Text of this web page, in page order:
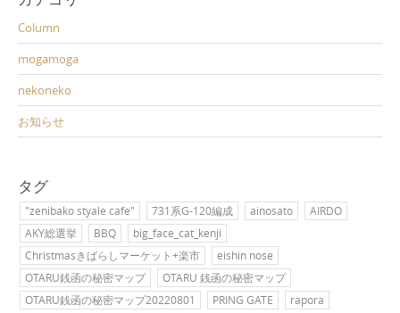
Column
mogamoga
nekoneko
お知らせ
タグ
"zenibako styale cafe" 731系G-120編成 ainosato
AIRDO
AKY総選挙
BBQ
big_face_cat_kenji
Christmasきばらしマーケット+楽市
eishin nose
OTARU銭函の秘密マップ
OTARU 銭函の秘密マップ
OTARU銭函の秘密マップ20220801
PRING GATE
rapora